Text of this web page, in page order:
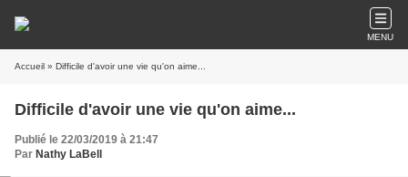
MENU
Accueil » Difficile d'avoir une vie qu'on aime...
Difficile d'avoir une vie qu'on aime...
Publié le 22/03/2019 à 21:47
Par Nathy LaBell